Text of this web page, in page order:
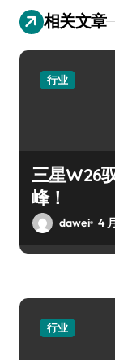
相关文章
行业
三星W26
峰！
dawei 4
行业